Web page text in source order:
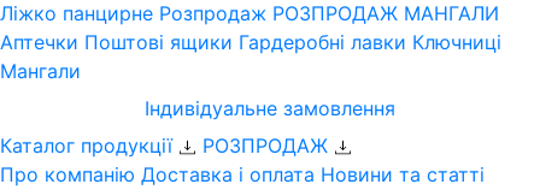
Ліжко панцирне Розпродаж РОЗПРОДАЖ МАНГАЛИ
Аптечки Поштові ящики Гардеробні лавки Ключниці
Мангали
Індивідуальне замовлення
Каталог продукції
РОЗПРОДАЖ
Про компанію Доставка і оплата Новини та статті